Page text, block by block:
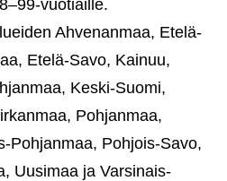
vuotiaille.
Ahvenanmaa, Etelä-
Etelä-Savo, Kainuu,
Keski-Suomi,
Pohjanmaa,
Pohjanmaa, Pohjois-Savo,
Uusimaa ja Varsinais-